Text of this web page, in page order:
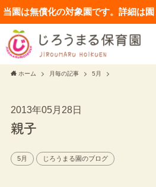
当園は無償化の対象園です。詳細は
ホーム 月毎の記事 5月
2013年05月28日
親子
5月 じろうまる園のブログ